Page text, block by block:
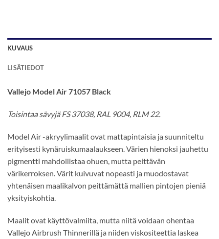
KUVAUS
LISÄTIEDOT
Vallejo Model Air 71057 Black
Toisintaa sävyjä FS 37038, RAL 9004, RLM 22.
Model Air -akryylimaalit ovat mattapintaisia ja suunniteltu
erityisesti kynäruiskumaalaukseen. Värien hienoksi jauhettu
pigmentti mahdollistaa ohuen, mutta peittävän
värikerroksen. Värit kuivuvat nopeasti ja muodostavat
yhtenäisen maalikalvon peittämättä mallien pintojen pieniä
yksityiskohtia.
Maalit ovat käyttövalmiita, mutta niitä voidaan ohentaa
Vallejo Airbrush Thinnerillä ja niiden viskositeettia laskea